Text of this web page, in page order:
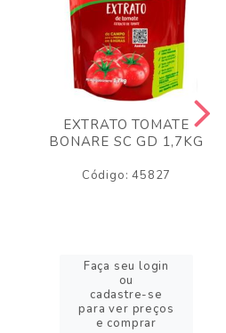
EXTRATO TOMATE
BONARE SC GD 1,7KG
Código: 45827
Faça seu login
ou
cadastre-se
para ver preços
e comprar